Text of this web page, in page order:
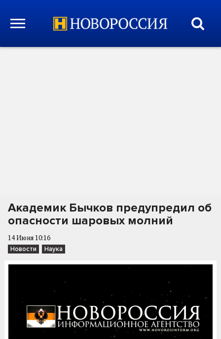
Академик Бычков предупредил об
опасности шаровых молний
14 Июня 10:16
Новости Наука